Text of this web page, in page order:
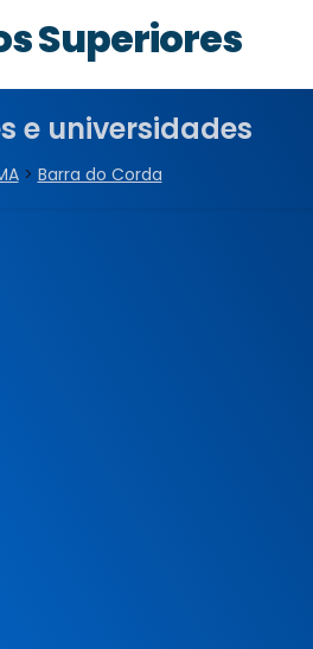
Superiores
e universidades
> Barra do Corda